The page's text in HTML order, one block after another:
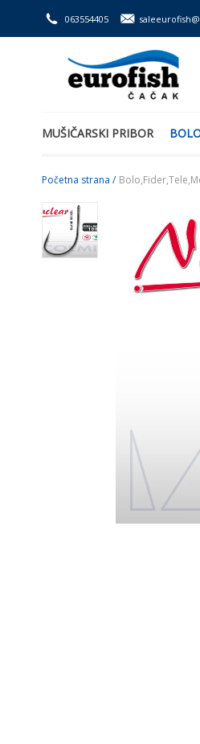
063554405
MUŠIČARSKI PRIBOR
Početna strana /